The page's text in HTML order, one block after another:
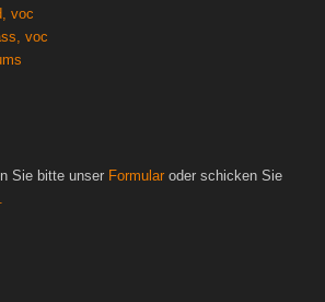
voc
voc
Sie bitte unser Formular oder schicken Sie